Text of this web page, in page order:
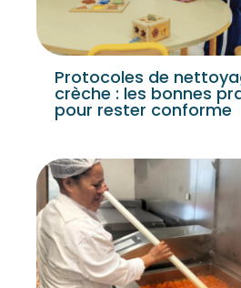
Protocoles de
crèche : les bonnes
pour rester conforme